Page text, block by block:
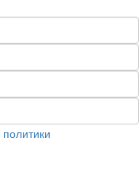
политики